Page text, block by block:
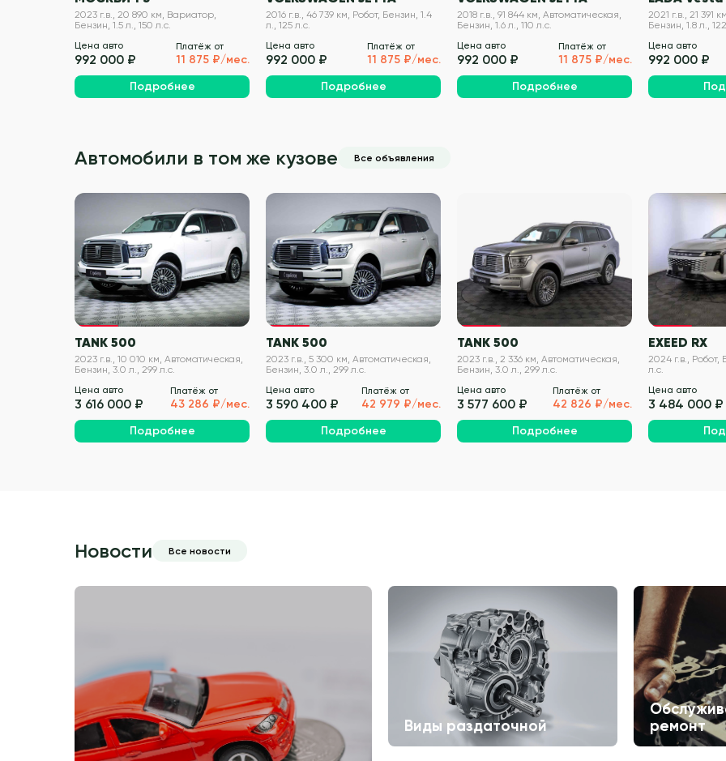
2023 г.в., 20 890 км, Вариатор,
Бензин, 1.5 л., 150 л.с.
Цена авто
992 000 ₽
Платёж от
11 875 ₽/мес.
Подробнее
2016 г.в., 46 739 км, Робот, Бензин, 1.4
л., 125 л.с.
Цена авто
992 000 ₽
Платёж от
11 875 ₽/мес.
Подробнее
2018 г.в., 91 844 км, Автоматическая,
Бензин, 1.6 л., 110 л.с.
Цена авто
992 000 ₽
Платёж от
11 875 ₽/мес.
Подробнее
2021 г.в., 21 391
Бензин, 1.8 л.,
Цена авто
992 000 ₽
Автомобили в том же кузове Все объявления
VIN проверен
TANK 500
2023 г.в., 10 010 км, Автоматическая,
Бензин, 3.0 л., 299 л.с.
Цена авто
3 616 000 ₽
Платёж от
43 286 ₽/мес.
Подробнее
VIN проверен
TANK 500
2023 г.в., 5 300 км, Автоматическая,
Бензин, 3.0 л., 299 л.с.
Цена авто
3 590 400 ₽
Платёж от
42 979 ₽/мес.
Подробнее
TANK 500
2023 г.в., 2 336 км, Автоматическая,
Бензин, 3.0 л., 299 л.с.
Цена авто
3 577 600 ₽
Платёж от
42 826 ₽/мес.
Подробнее
EXEED RX
2024 г.в., Робот,
л.с.
Цена авто
3 484 000 ₽
Новости Все новости
Виды раздаточной
ремонт